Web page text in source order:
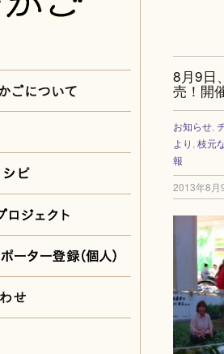
8月9日
売！開
お知らせ,
より 枝元
報
2013年8月